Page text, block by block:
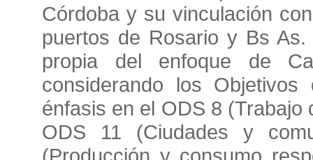
Córdoba y su vinculación
puertos de Rosario y Bs
propia del enfoque de
considerando los Objetivos
énfasis en el ODS 8
ODS 11 (Ciudades y